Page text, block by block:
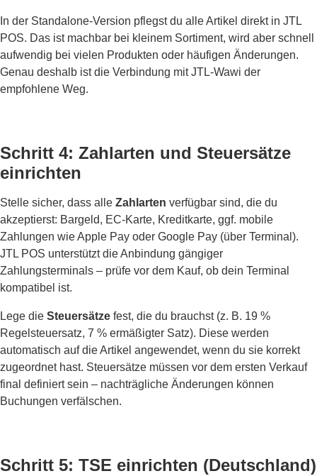
In der Standalone-Version pflegst du alle Artikel direkt in JTL
POS. Das ist machbar bei kleinem Sortiment, wird aber schnell
aufwendig bei vielen Produkten oder häufigen Änderungen.
Genau deshalb ist die Verbindung mit JTL-Wawi der
empfohlene Weg.
Schritt 4: Zahlarten und Steuersätze
einrichten
Stelle sicher, dass alle Zahlarten verfügbar sind, die du
akzeptierst: Bargeld, EC-Karte, Kreditkarte, ggf. mobile
Zahlungen wie Apple Pay oder Google Pay (über Terminal).
JTL POS unterstützt die Anbindung gängiger
Zahlungsterminals – prüfe vor dem Kauf, ob dein Terminal
kompatibel ist.
Lege die Steuersätze fest, die du brauchst (z. B. 19 %
Regelsteuersatz, 7 % ermäßigter Satz). Diese werden
automatisch auf die Artikel angewendet, wenn du sie korrekt
zugeordnet hast. Steuersätze müssen vor dem ersten Verkauf
final definiert sein – nachträgliche Änderungen können
Buchungen verfälschen.
Schritt 5: TSE einrichten (Deutschland)